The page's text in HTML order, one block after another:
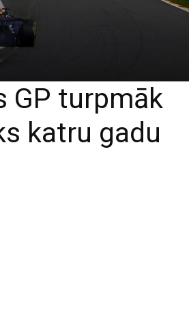
GP turpmāk
katru gadu